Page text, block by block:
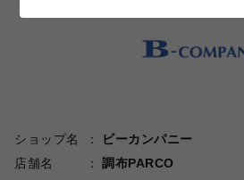
ショップ名
ビーカンパニー
店舗名
調布PARCO